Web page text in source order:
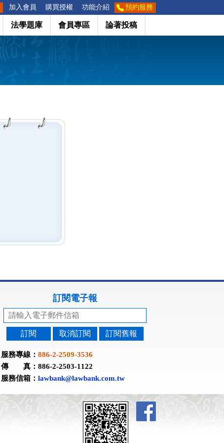
加入會員 購買授權 功能介紹 預約服務
法學題庫 會員專區 論著投稿
訂閱電子報
訂閱 取消訂閱 訂閱舊報
服務專線： 886-2-2509-3536
傳 真：886-2-2503-1122
服務信箱： lawbank@lawbank.com.tw